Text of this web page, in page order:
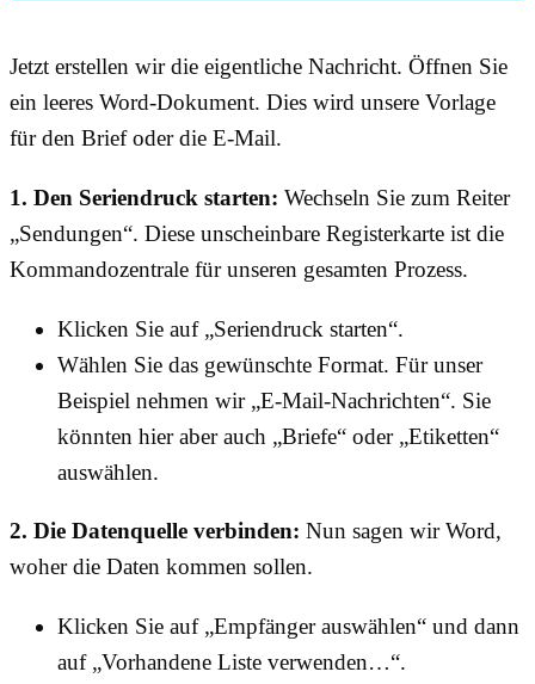
Jetzt erstellen wir die eigentliche Nachricht. Öffnen Sie
ein leeres Word-Dokument. Dies wird unsere Vorlage
für den Brief oder die E-Mail.
1. Den Seriendruck starten: Wechseln Sie zum Reiter
„Sendungen“. Diese unscheinbare Registerkarte ist die
Kommandozentrale für unseren gesamten Prozess.
Klicken Sie auf „Seriendruck starten“.
Wählen Sie das gewünschte Format. Für unser
Beispiel nehmen wir „E-Mail-Nachrichten“. Sie
könnten hier aber auch „Briefe“ oder „Etiketten“
auswählen.
2. Die Datenquelle verbinden: Nun sagen wir Word,
woher die Daten kommen sollen.
Klicken Sie auf „Empfänger auswählen“ und dann
auf „Vorhandene Liste verwenden…“.